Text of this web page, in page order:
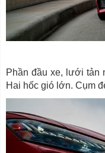
Phần đầu xe, lưới tản
Hai hốc gió lớn. Cụm